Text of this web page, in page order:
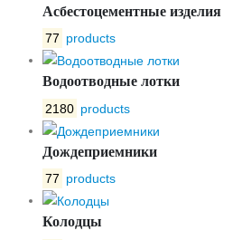
Асбестоцементные изделия
77 products
Водоотводные лотки
2180 products
Дождеприемники
77 products
Колодцы